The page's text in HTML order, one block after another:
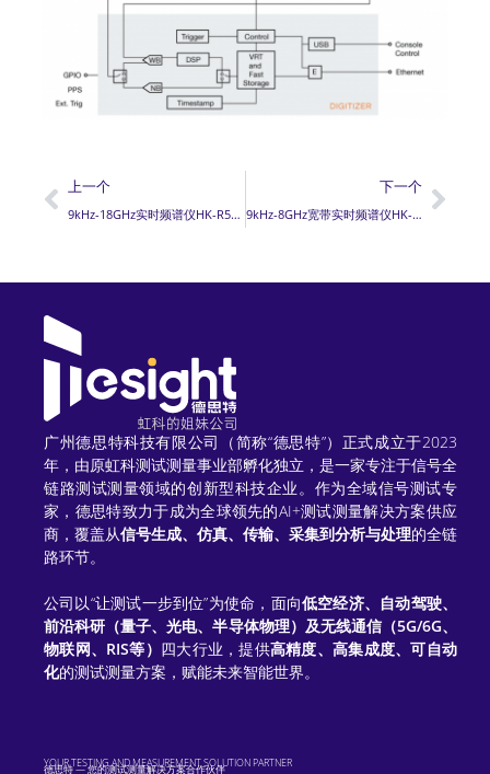
上一个
9kHz-18GHz实时频谱仪HK-R5550-418
下一个
9kHz-8GHz宽带实时频谱仪HK-R5550-408-WBIQ
广州德思特科技有限公司（简称“德思特”）正式成立于2023
年，由原虹科测试测量事业部孵化独立，是一家专注于信号全
链路测试测量领域的创新型科技企业。作为全域信号测试专
家，德思特致力于成为全球领先的AI+测试测量解决方案供应
商，覆盖从信号生成、仿真、传输、采集到分析与处理的全链
路环节。
公司以“让测试一步到位”为使命，面向低空经济、自动驾驶、
前沿科研（量子、光电、半导体物理）及无线通信（5G/6G、
物联网、RIS等） 四大行业，提供高精度、高集成度、可自动
化的测试测量方案，赋能未来智能世界。
德思特 — 您的测试测量解决方案合作伙伴
YOUR TESTING AND MEASUREMENT SOLUTION PARTNER